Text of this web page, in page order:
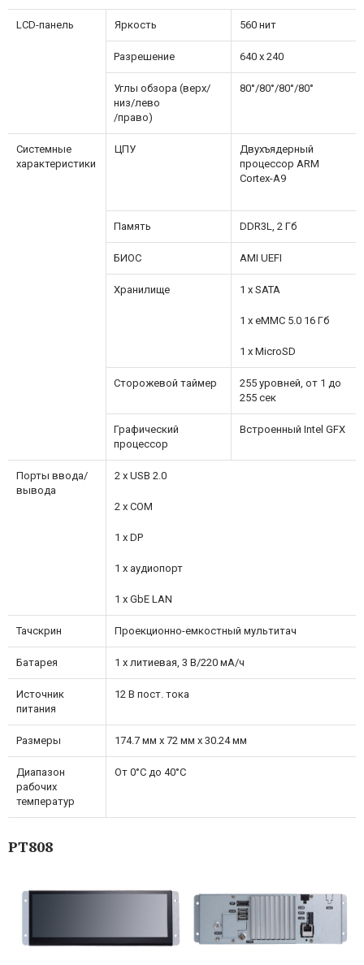
LCD-панель Яркость 560 нит
Разрешение 640 x 240
Углы обзора (верх/
низ/лево
/право)
80°/80°/80°/80°
Системные
характеристики
ЦПУ
Двухъядерный
процессор ARM
Cortex-A9
Память DDR3L, 2 Гб
БИОС AMI UEFI
Хранилище 1 x SATA
1 x eMMC 5.0 16 Гб
1 x MicroSD
Сторожевой таймер
255 уровней, от 1 до
255 сек
Графический
процессор
Встроенный Intel GFX
Порты ввода/
вывода
2 x USB 2.0
2 x COM
1 x DP
1 x аудиопорт
1 x GbE LAN
Тачскрин Проекционно-емкостный мультитач
Батарея 1 x литиевая, 3 В/220 мА/ч
Источник
питания
12 В пост. тока
Размеры 174.7 мм x 72 мм x 30.24 мм
Диапазон
рабочих
температур
От 0°C до 40°C
PT808